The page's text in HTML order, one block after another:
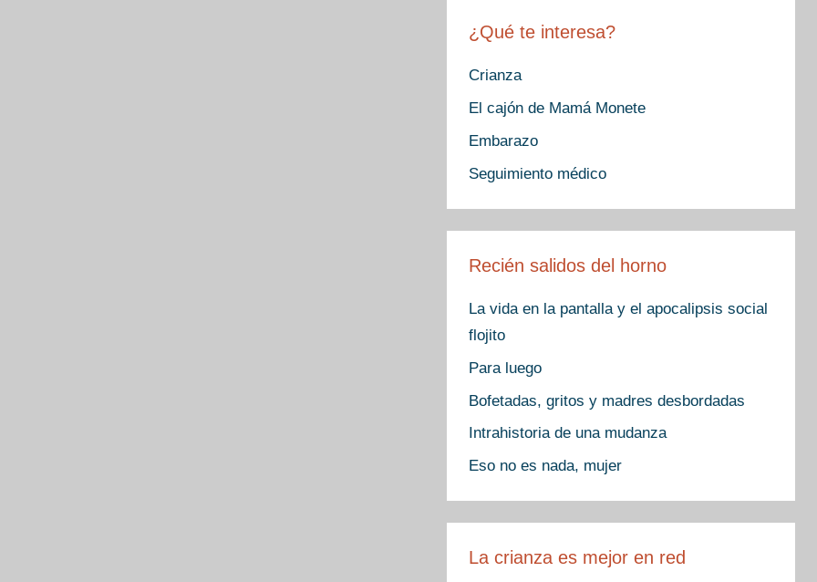
¿Qué te interesa?
Crianza
El cajón de Mamá Monete
Embarazo
Seguimiento médico
Recién salidos del horno
La vida en la pantalla y el apocalipsis social
flojito
Para luego
Bofetadas, gritos y madres desbordadas
Intrahistoria de una mudanza
Eso no es nada, mujer
La crianza es mejor en red